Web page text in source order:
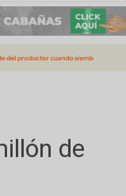
de